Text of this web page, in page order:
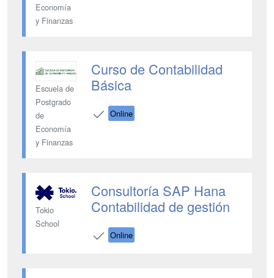
Economía
y Finanzas
Escuela de
Postgrado
de
Economía
y Finanzas
Curso de Contabilidad
Básica
Online
Tokio
School
Consultoría SAP Hana
Contabilidad de gestión
Online